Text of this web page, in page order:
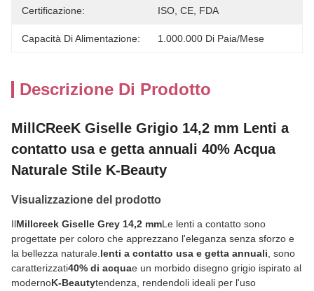
Certificazione: ISO, CE, FDA
Capacità Di Alimentazione: 1.000.000 Di Paia/mese
Descrizione Di Prodotto
MillCReeK Giselle Grigio 14,2 mm Lenti a
contatto usa e getta annuali 40% Acqua
Naturale Stile K-Beauty
Visualizzazione del prodotto
IlMillcreek Giselle Grey 14,2 mmLe lenti a contatto sono
progettate per coloro che apprezzano l'eleganza senza sforzo e
la bellezza naturale. lenti a contatto usa e getta annuali , sono
caratterizzati40% di acquae un morbido disegno grigio ispirato al
modernoK-Beautytendenza, rendendoli ideali per l'uso